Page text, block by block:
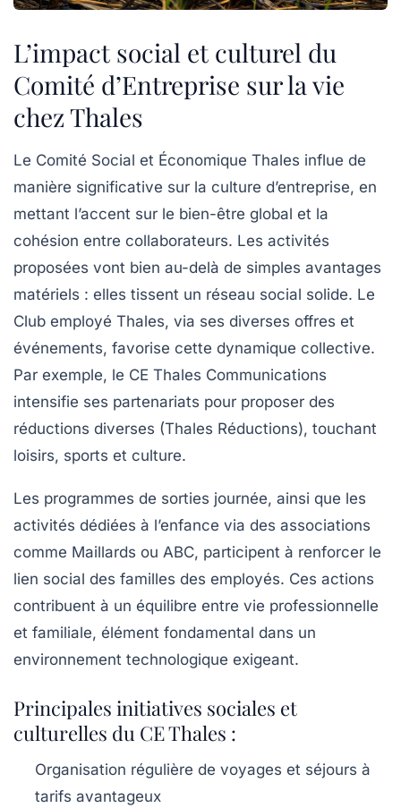
L’impact social et culturel du
Comité d’Entreprise sur la vie
chez Thales
Le Comité Social et Économique Thales influe de
manière significative sur la culture d’entreprise, en
mettant l’accent sur le bien-être global et la
cohésion entre collaborateurs. Les activités
proposées vont bien au-delà de simples avantages
matériels : elles tissent un réseau social solide. Le
Club employé Thales, via ses diverses offres et
événements, favorise cette dynamique collective.
Par exemple, le CE Thales Communications
intensifie ses partenariats pour proposer des
réductions diverses (Thales Réductions), touchant
loisirs, sports et culture.
Les programmes de sorties journée, ainsi que les
activités dédiées à l’enfance via des associations
comme Maillards ou ABC, participent à renforcer le
lien social des familles des employés. Ces actions
contribuent à un équilibre entre vie professionnelle
et familiale, élément fondamental dans un
environnement technologique exigeant.
Principales initiatives sociales et
culturelles du CE Thales :
Organisation régulière de voyages et séjours à
tarifs avantageux